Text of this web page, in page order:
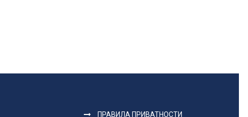
ПРАВИЛА ПРИВАТНОСТИ